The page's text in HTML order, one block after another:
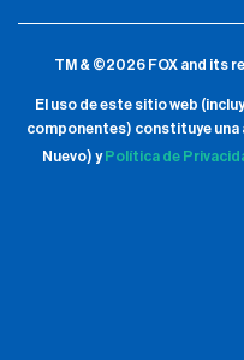
TM & ©2026 FOX and its
El uso de este sitio web
componentes) constituye una
Nuevo) y Política de